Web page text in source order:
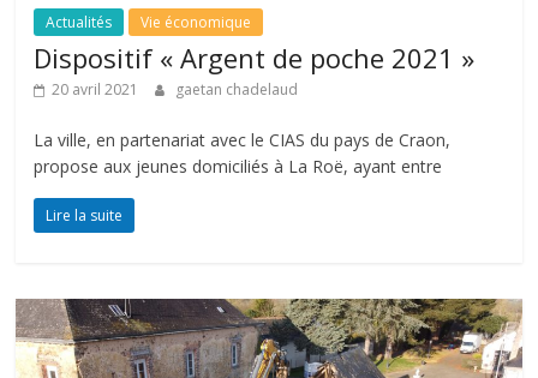
Actualités Vie économique
Dispositif « Argent de poche 2021 »
20 avril 2021 gaetan chadelaud
La ville, en partenariat avec le CIAS du pays de Craon,
propose aux jeunes domiciliés à La Roë, ayant entre
Lire la suite